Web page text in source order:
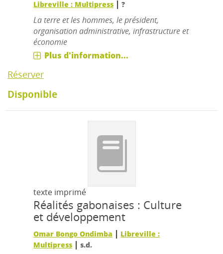
Libreville : Multipress |?
La terre et les hommes, le président,
organisation administrative, infrastructure et
économie
Plus d'information...
Réserver
Disponible
texte imprimé
Réalités gabonaises : Culture
et développement
Omar Bongo Ondimba | Libreville :
Multipress |s.d.